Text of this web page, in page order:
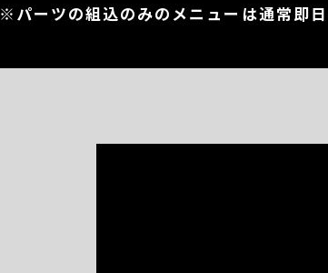
※パーツの組込のみのメニューは通常即日